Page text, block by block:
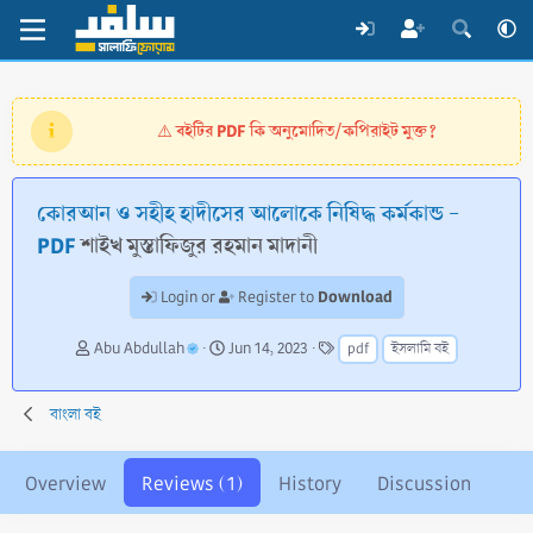
⚠️বইটির PDF কি অনুমোদিত/কপিরাইট মুক্ত?
কোরআন ও সহীহ হাদীসের আলোকে নিষিদ্ধ কর্মকান্ড -
PDFশাইখ মুস্তাফিজুর রহমান মাদানী
Login or Register to Download
A
t
h
r
Abu Abdullah
C
e
i
o
n
Jun 14, 2023
T
a
g
pdf ইসলামি বই
বাংলা বই
Overview Reviews (1) History Discussion